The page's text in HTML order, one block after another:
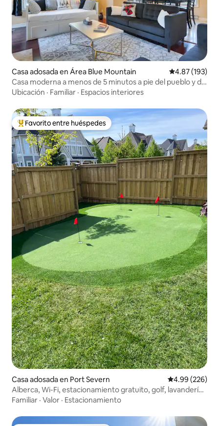
Casa adosada en Área Blue Mountain Calificación
4.87 (193)
Casa moderna a menos de 5 minutos a pie del pueblo y de
esquí
Ubicación · Familiar · Espacios interiores
De los mejores en Favorito entre huéspedes
Favorito entre huéspedes
Casa adosada en Port Severn Calificación
4.99 (226)
Alberca, Wi-Fi, estacionamiento gratuito, golf, lavandería,
asador
Familiar · Valor · Estacionamiento